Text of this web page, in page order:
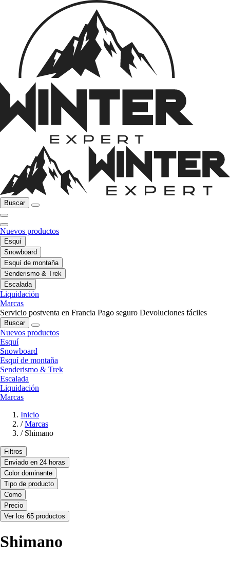
Buscar
Nuevos productos
Esquí
Snowboard
Esquí de montaña
Senderismo & Trek
Escalada
Liquidación
Marcas
Servicio postventa en Francia Pago seguro Devoluciones fáciles
Buscar
Nuevos productos
Esquí
Snowboard
Esquí de montaña
Senderismo & Trek
Escalada
Liquidación
Marcas
Inicio
/ Marcas
/ Shimano
Filtros
Enviado en 24 horas
Color dominante
Tipo de producto
Como
Precio
Ver los 65 productos
Shimano